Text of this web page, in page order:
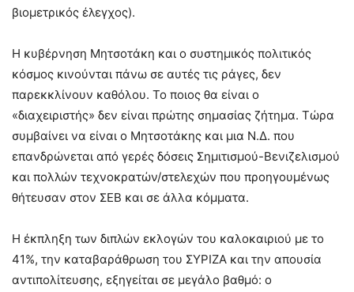
βιομετρικός έλεγχος).
Η κυβέρνηση Μητσοτάκη και ο συστημικός πολιτικός
κόσμος κινούνται πάνω σε αυτές τις ράγες, δεν
παρεκκλίνουν καθόλου. Το ποιος θα είναι ο
«διαχειριστής» δεν είναι πρώτης σημασίας ζήτημα. Τώρα
συμβαίνει να είναι ο Μητσοτάκης και μια Ν.Δ. που
επανδρώνεται από γερές δόσεις Σημιτισμού-Βενιζελισμού
και πολλών τεχνοκρατών/στελεχών που προηγουμένως
θήτευσαν στον ΣΕΒ και σε άλλα κόμματα.
Η έκπληξη των διπλών εκλογών του καλοκαιριού με το
41%, την καταβαράθρωση του ΣΥΡΙΖΑ και την απουσία
αντιπολίτευσης, εξηγείται σε μεγάλο βαθμό: ο